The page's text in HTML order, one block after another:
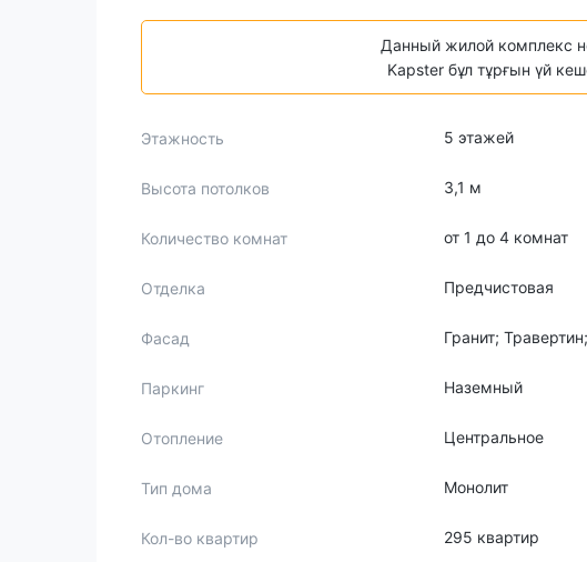
Данный жилой комплекс
Kapster бұл тұрғын үй
Этажность 5 этажей
Высота потолков 3,1 м
Количество комнат от 1 до 4 комнат
Отделка Предчистовая
Фасад Гранит;
Паркинг Наземный
Отопление Центральное
Тип дома Монолит
Кол-во квартир 295 квартир